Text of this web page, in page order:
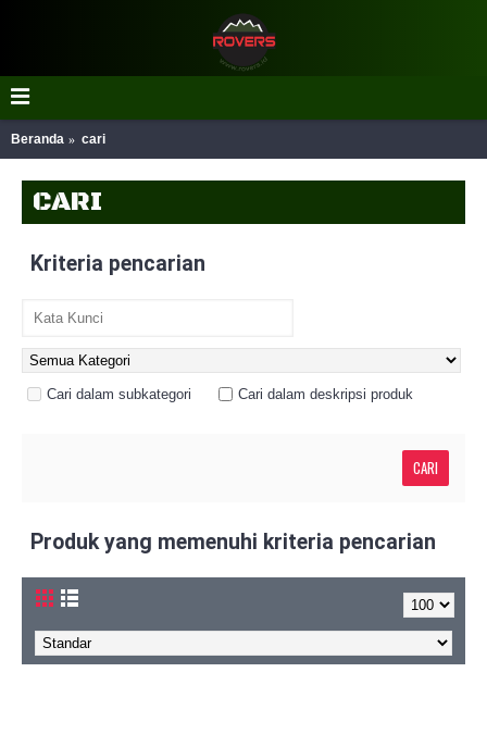
Beranda cari
CARI
Kriteria pencarian
Cari dalam subkategori Cari dalam deskripsi produk
Produk yang memenuhi kriteria pencarian